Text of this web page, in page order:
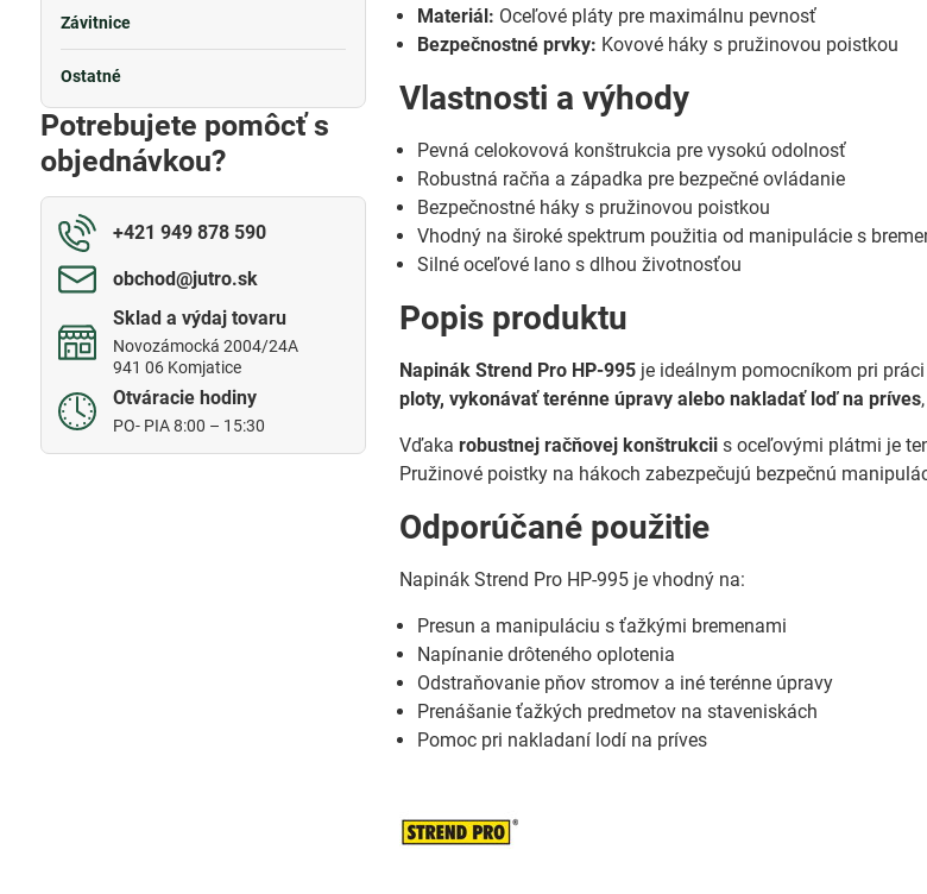
Materiál: Oceľové pláty pre maximálnu pevnosť
Bezpečnostné prvky: Kovové háky s pružinovou poistkou
Vlastnosti a výhody
Pevná celokovová konštrukcia pre vysokú odolnosť
Robustná račňa a západka pre bezpečné ovládanie
Bezpečnostné háky s pružinovou poistkou
Vhodný na široké spektrum použitia od manipulácie s
Silné oceľové lano s dlhou životnosťou
Popis produktu
Napinák Strend Pro HP-995 je ideálnym pomocníkom pri
ploty, vykonávať terénne úpravy alebo nakladať loď na príves
Vďakarobustnej račňovej konštrukcii s oceľovými plátmi je
Pružinové poistky na hákoch zabezpečujú bezpečnú
Odporúčané použitie
Napinák Strend Pro HP-995 je vhodný na:
Presun a manipuláciu s ťažkými bremenami
Napínanie drôteného oplotenia
Odstraňovanie pňov stromov a iné terénne úpravy
Prenášanie ťažkých predmetov na staveniskách
Pomoc pri nakladaní lodí na príves
Závitnice
Ostatné
Potrebujete pomôcť s
objednávkou?
+421 949 878 590
obchod​@jutro​.sk
Sklad a výdaj tovaru
Novozámocká 2004/24A
941 06 Komjatice
Otváracie hodiny
PO- PIA 8:00 – 15:30